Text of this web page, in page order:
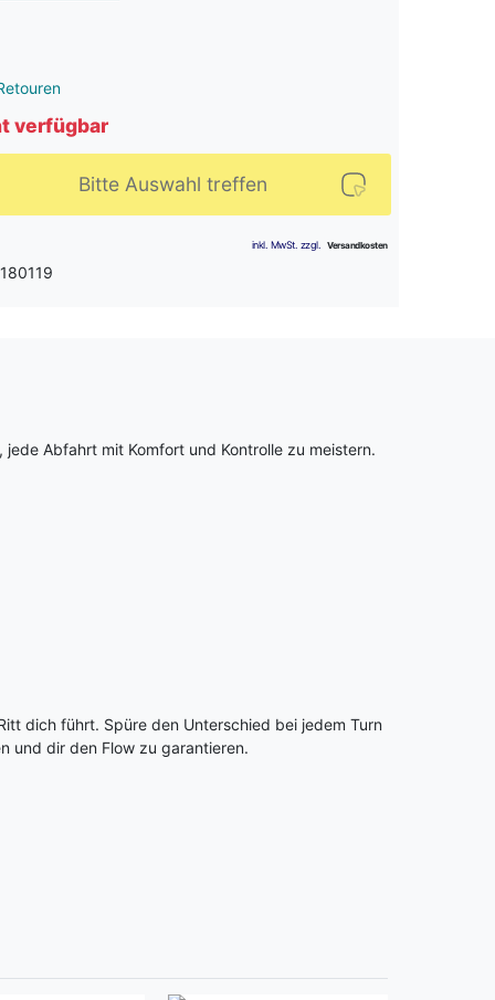
verfügbar
Bitte Auswahl treffen
Abfahrt mit Komfort und Kontrolle zu meistern.
dich führt. Spüre den Unterschied bei jedem Turn
und dir den Flow zu garantieren.